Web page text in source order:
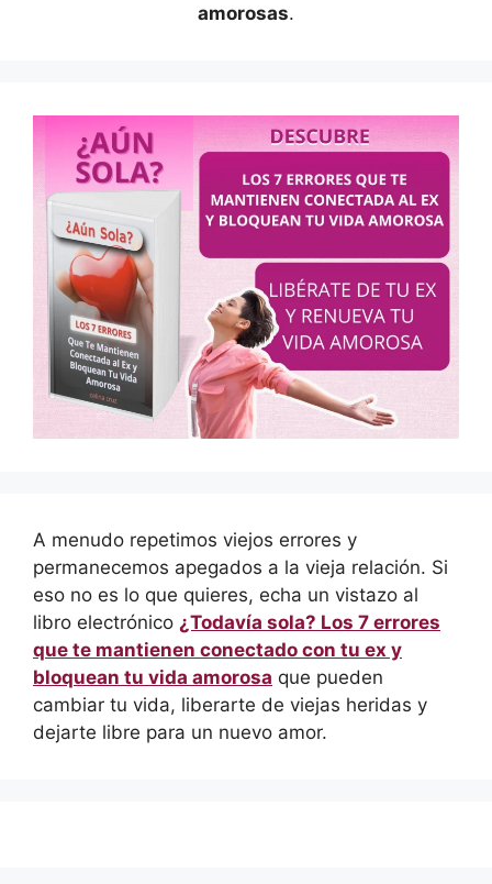
amorosas.
A menudo repetimos viejos errores y
permanecemos apegados a la vieja relación. Si
eso no es lo que quieres, echa un vistazo al
libro electrónico ¿Todavía sola? Los 7 errores
que te mantienen conectado con tu ex y
bloquean tu vida amorosa que pueden
cambiar tu vida, liberarte de viejas heridas y
dejarte libre para un nuevo amor.